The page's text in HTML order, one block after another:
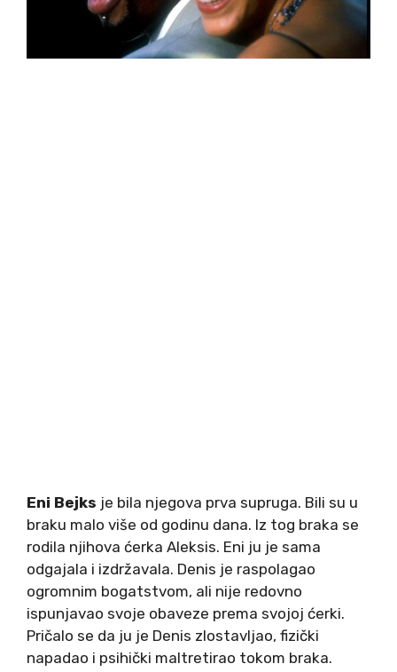
Eni Bejks je bila njegova prva supruga. Bili su u
braku malo više od godinu dana. Iz tog braka se
rodila njihova ćerka Aleksis. Eni ju je sama
odgajala i izdržavala. Denis je raspolagao
ogromnim bogatstvom, ali nije redovno
ispunjavao svoje obaveze prema svojoj ćerki.
Pričalo se da ju je Denis zlostavljao, fizički
napadao i psihički maltretirao tokom braka.